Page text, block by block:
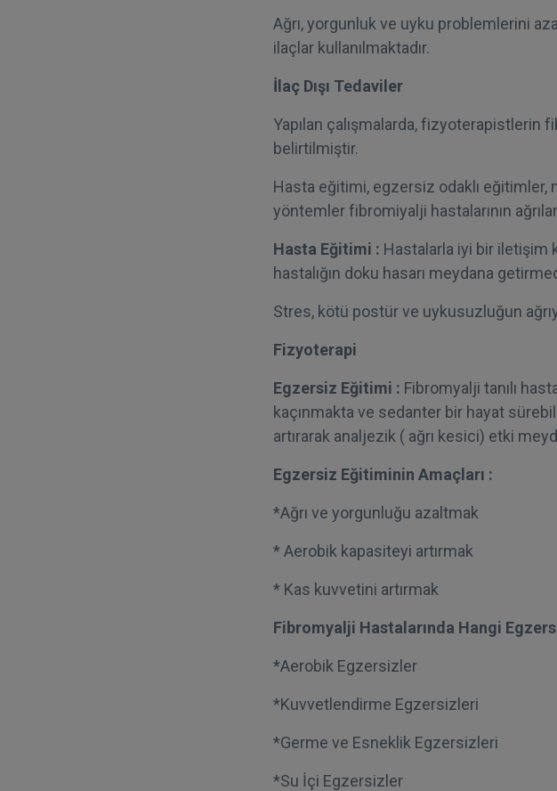
Ağrı, yorgunluk ve uyku problemlerini
ilaçlar kullanılmaktadır.
İlaç Dışı Tedaviler
Yapılan çalışmalarda, fizyoterapistlerin
belirtilmiştir.
Hasta eğitimi, egzersiz odaklı
yöntemler fibromiyalji hastalarının
Hasta Eğitimi : Hastalarla iyi bir iletişim
hastalığın doku hasarı meydana
Stres, kötü postür ve uykusuzluğun
Fizyoterapi
Egzersiz Eğitimi : Fibromyalji tanılı
kaçınmakta ve sedanter bir hayat
artırarak analjezik ( ağrı kesici) etki
Egzersiz Eğitiminin Amaçları :
*Ağrı ve yorgunluğu azaltmak
* Aerobik kapasiteyi artırmak
* Kas kuvvetini artırmak
Fibromyalji Hastalarında Hangi
*Aerobik Egzersizler
*Kuvvetlendirme Egzersizleri
*Germe ve Esneklik Egzersizleri
*Su İçi Egzersizler